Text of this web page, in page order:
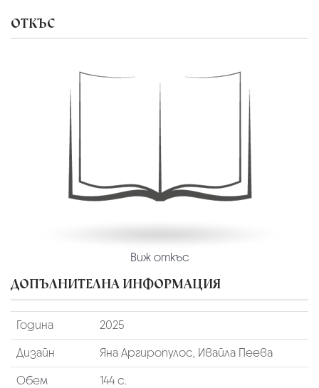
ОТКЪС
Виж откъс
ДОПЪЛНИТЕЛНА ИНФОРМАЦИЯ
Година
2025
Дизайн
Яна Аргиропулос, Ивайла Пеева
Обем
144 с.